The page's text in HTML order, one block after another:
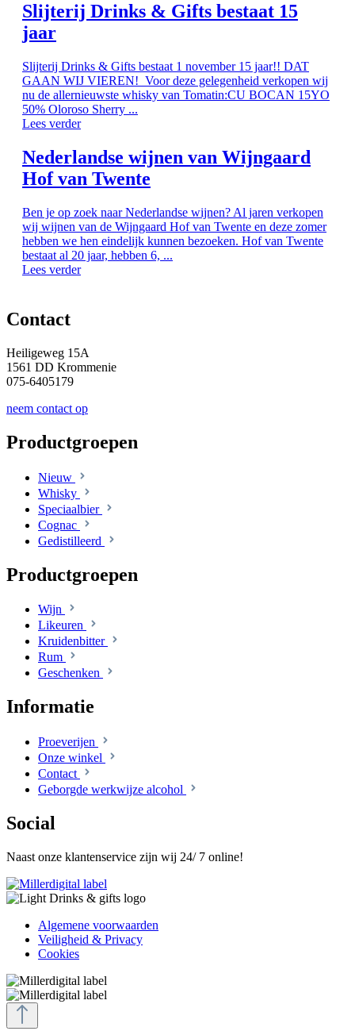
Slijterij Drinks & Gifts bestaat 15
jaar
Slijterij Drinks & Gifts bestaat 1 november 15 jaar!! DAT
GAAN WIJ VIEREN! Voor deze gelegenheid verkopen wij
nu de allernieuwste whisky van Tomatin:CU BOCAN 15YO
50% Oloroso Sherry ...
Lees verder
Nederlandse wijnen van Wijngaard
Hof van Twente
Ben je op zoek naar Nederlandse wijnen? Al jaren verkopen
wij wijnen van de Wijngaard Hof van Twente en deze zomer
hebben we hen eindelijk kunnen bezoeken. Hof van Twente
bestaat al 20 jaar, hebben 6, ...
Lees verder
Contact
Heiligeweg 15A
1561 DD Krommenie
075-6405179
neem contact op
Productgroepen
Nieuw
Whisky
Speciaalbier
Cognac
Gedistilleerd
Productgroepen
Wijn
Likeuren
Kruidenbitter
Rum
Geschenken
Informatie
Proeverijen
Onze winkel
Contact
Geborgde werkwijze alcohol
Social
Naast onze klantenservice zijn wij 24/ 7 online!
Algemene voorwaarden
Veiligheid & Privacy
Cookies